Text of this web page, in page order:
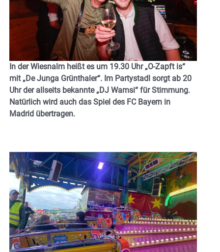
In der Wiesnalm heißt es um 19.30 Uhr „O-Zapft is“
mit „De Junga Grünthaler“. Im Partystadl sorgt ab 20
Uhr der allseits bekannte „DJ Wamsi“ für Stimmung.
Natürlich wird auch das Spiel des FC Bayern in
Madrid übertragen.